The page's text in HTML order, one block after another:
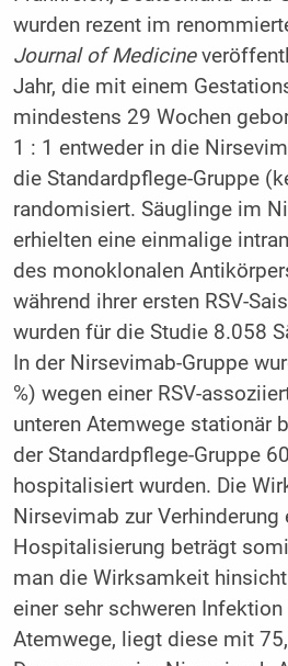
wurden rezent im
Journal of Medicine
Jahr, die mit einem
mindestens 29 Wochen
1 : 1 entweder in die
die Standardpflege-Gruppe
randomisiert. Säuglinge im
erhielten eine einmalige
des monoklonalen
während ihrer ersten RSV-
wurden für die Studie 8.058
In der Nirsevimab-Gruppe
%) wegen einer RSV-
unteren Atemwege stationär
der Standardpflege-Gruppe
hospitalisiert wurden. Die
Nirsevimab zur Verhinderung
Hospitalisierung beträgt
man die Wirksamkeit
einer sehr schweren Infektion
Atemwege, liegt diese mit